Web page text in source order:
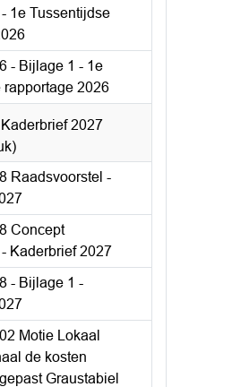
1e Tussentijdse
- Bijlage 1 - 1e
rapportage 2026
2027
Raadsvoorstel -
Concept
Kaderbrief 2027
- Bijlage 1 -
Motie Lokaal
de kosten
Graustabiel